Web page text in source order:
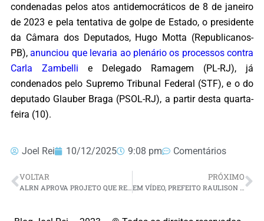
condenadas pelos atos antidemocráticos de 8 de janeiro
de 2023 e pela tentativa de golpe de Estado, o presidente
da Câmara dos Deputados, Hugo Motta (Republicanos-
PB),anunciou que levaria ao plenário os processos contra
Carla Zambelli e Delegado Ramagem (PL-RJ), já
condenados pelo Supremo Tribunal Federal (STF), e o do
deputado Glauber Braga (PSOL-RJ), a partir desta quarta-
feira (10).
Joel Rei 10/12/2025 9:08 pm Comentários
VOLTAR
ALRN APROVA PROJETO QUE REGULA REPASSES DE ICMS E IPVA AOS MUNICÍPIOS
PRÓXIMO
EM VÍDEO, PREFEITO RAULISON RIBEIRO ANUNCIA PAGAMENTO ANTECIPADO DO 13º SALÁRIO DOS SERVIDORES PARA ESTA QUINTA (11)